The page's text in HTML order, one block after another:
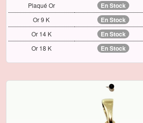
Plaqué Or
En Stock
Or 9 K
En Stock
Or 14 K
En Stock
Or 18 K
En Stock